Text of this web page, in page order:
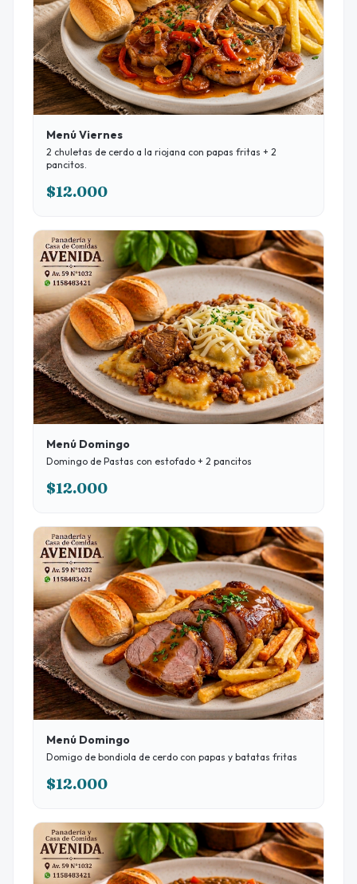
Menú Viernes
2 chuletas de cerdo a la riojana con papas fritas + 2
pancitos.
$12.000
Menú Domingo
Domingo de Pastas con estofado + 2 pancitos
$12.000
Menú Domingo
Domigo de bondiola de cerdo con papas y batatas fritas
$12.000